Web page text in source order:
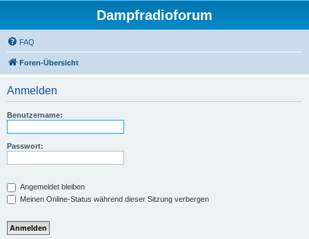
Dampfradioforum
FAQ
Foren-Übersicht
Anmelden
Benutzername:
Passwort:
Angemeldet bleiben
Meinen Online-Status während dieser Sitzung verbergen